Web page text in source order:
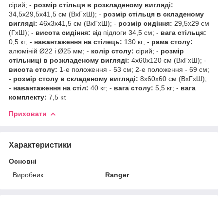
сірий; - розмір стільця в розкладеному вигляді:
34,5х29,5х41,5 см (ВхГхШ); - розмір стільця в складеному
вигляді: 46х3х41,5 см (ВхГхШ); - розмір сидіння: 29,5х29 см
(ГхШ); - висота сидіння: від підлоги 34,5 см; - вага стільця:
0,5 кг; - навантаження на стілець: 130 кг; - рама столу:
алюміній Ø22 і Ø25 мм; - колір столу: сірий; - розмір
стільниці в розкладеному вигляді: 4х60х120 см (ВхГхШ); -
висота столу: 1-е положення - 53 см; 2-е положення - 69 см;
- розмір столу в складеному вигляді: 8х60х60 см (ВхГхШ);
- навантаження на стіл: 40 кг; - вага столу: 5,5 кг; - вага
комплекту: 7,5 кг.
Приховати
Характеристики
Основні
Виробник
Ranger